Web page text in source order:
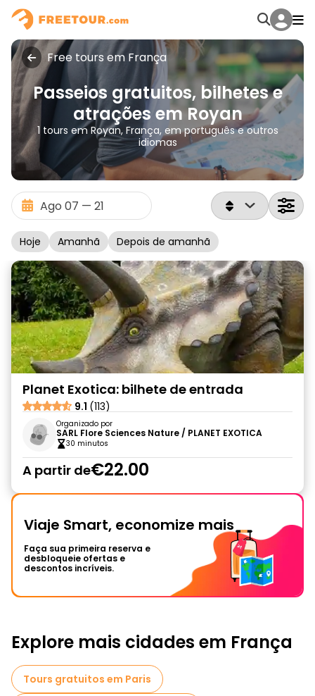
Free tours em França
Passeios gratuitos, bilhetes e
atrações em Royan
1 tours em Royan, França, em português e outros
idiomas
Hoje Amanhã Depois de amanhã
Planet Exotica: bilhete de entrada
9.1 (113)
Organizado por
SARL Flore Sciences Nature / PLANET EXOTICA
30 minutos
A partir de€22.00
Viaje Smart, economize mais
Faça sua primeira reserva e
desbloqueie ofertas e
descontos incríveis.
Explore mais cidades em França
Tours gratuitos em Paris